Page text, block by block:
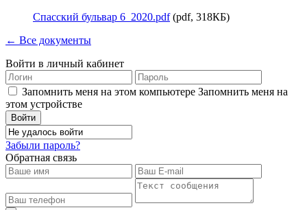
Спасский бульвар 6_2020.pdf(pdf, 318КБ)
← Все документы
Войти в личный кабинет
Запомнить меня на этом компьютере Запомнить меня на
этом устройстве
Забыли пароль?
Обратная связь